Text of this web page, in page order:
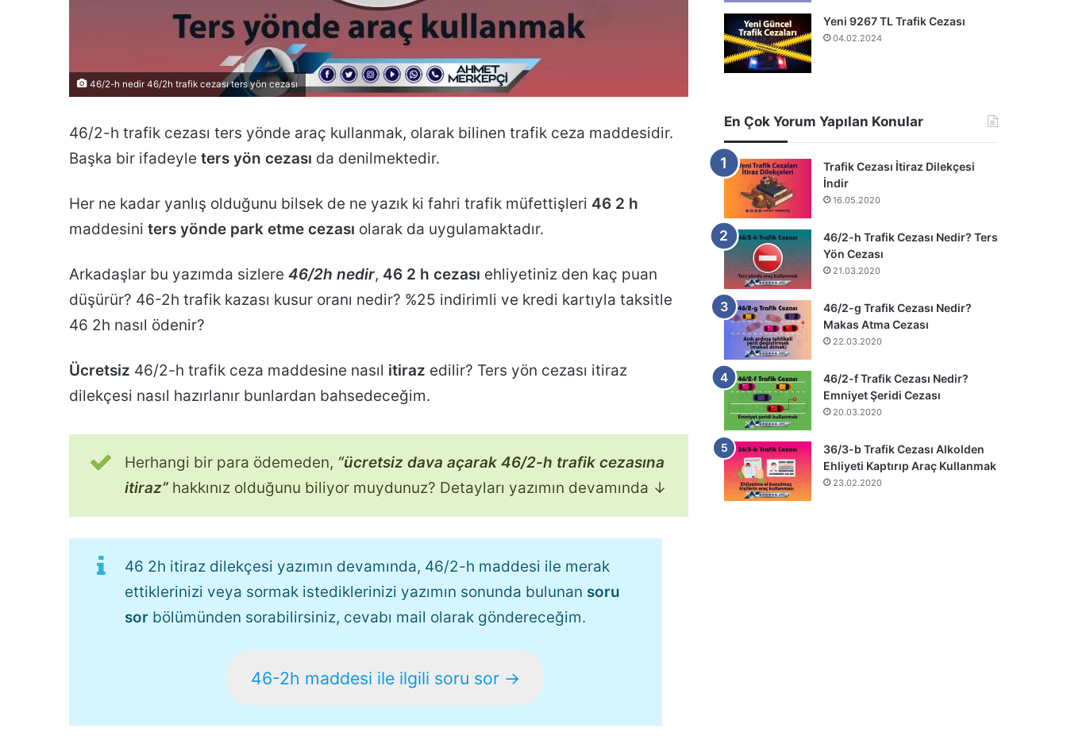
46/2-h nedir 46/2h trafik cezası ters yön cezası
46/2-h trafik cezası ters yönde araç kullanmak, olarak bilinen trafik ceza maddesidir.
Başka bir ifadeyle ters yön cezası da denilmektedir.
Her ne kadar yanlış olduğunu bilsek de ne yazık ki fahri trafik müfettişleri 46 2 h
maddesini ters yönde park etme cezası olarak da uygulamaktadır.
Arkadaşlar bu yazımda sizlere 46/2h nedir, 46 2 h cezası ehliyetiniz den kaç puan
düşürür? 46-2h trafik kazası kusur oranı nedir? %25 indirimli ve kredi kartıyla taksitle
46 2h nasıl ödenir?
Ücretsiz 46/2-h trafik ceza maddesine nasıl itiraz edilir? Ters yön cezası itiraz
dilekçesi nasıl hazırlanır bunlardan bahsedeceğim.
Herhangi bir para ödemeden, “ücretsiz dava açarak 46/2-h trafik cezasına
itiraz” hakkınız olduğunu biliyor muydunuz? Detayları yazımın devamında ↓
46 2h itiraz dilekçesi yazımın devamında, 46/2-h maddesi ile merak
ettiklerinizi veya sormak istediklerinizi yazımın sonunda bulunan soru
sor bölümünden sorabilirsiniz, cevabı mail olarak göndereceğim.
46-2h maddesi ile ilgili soru sor →
Yeni 9267 TL Trafik Cezası
04.02.2024
En Çok Yorum Yapılan Konular
Trafik Cezası İtiraz Dilekçesi
İndir
16.05.2020
46/2-h Trafik Cezası Nedir? Ters
Yön Cezası
21.03.2020
46/2-g Trafik Cezası Nedir?
Makas Atma Cezası
22.03.2020
46/2-f Trafik Cezası Nedir?
Emniyet Şeridi Cezası
20.03.2020
36/3-b Trafik Cezası Alkolden
Ehliyeti Kaptırıp Araç Kullanmak
23.02.2020